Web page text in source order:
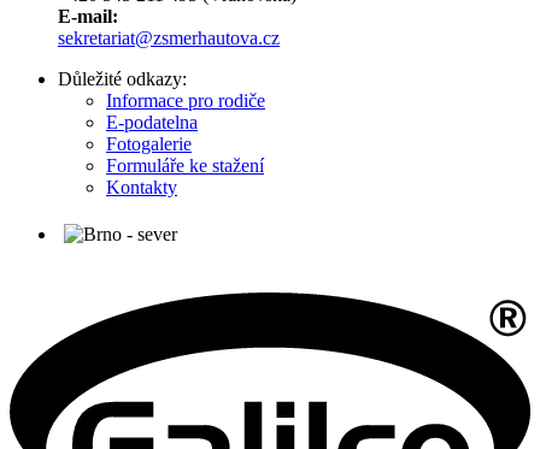
E-mail:
sekretariat@zsmerhautova.cz
Důležité odkazy:
Informace pro rodiče
E-podatelna
Fotogalerie
Formuláře ke stažení
Kontakty